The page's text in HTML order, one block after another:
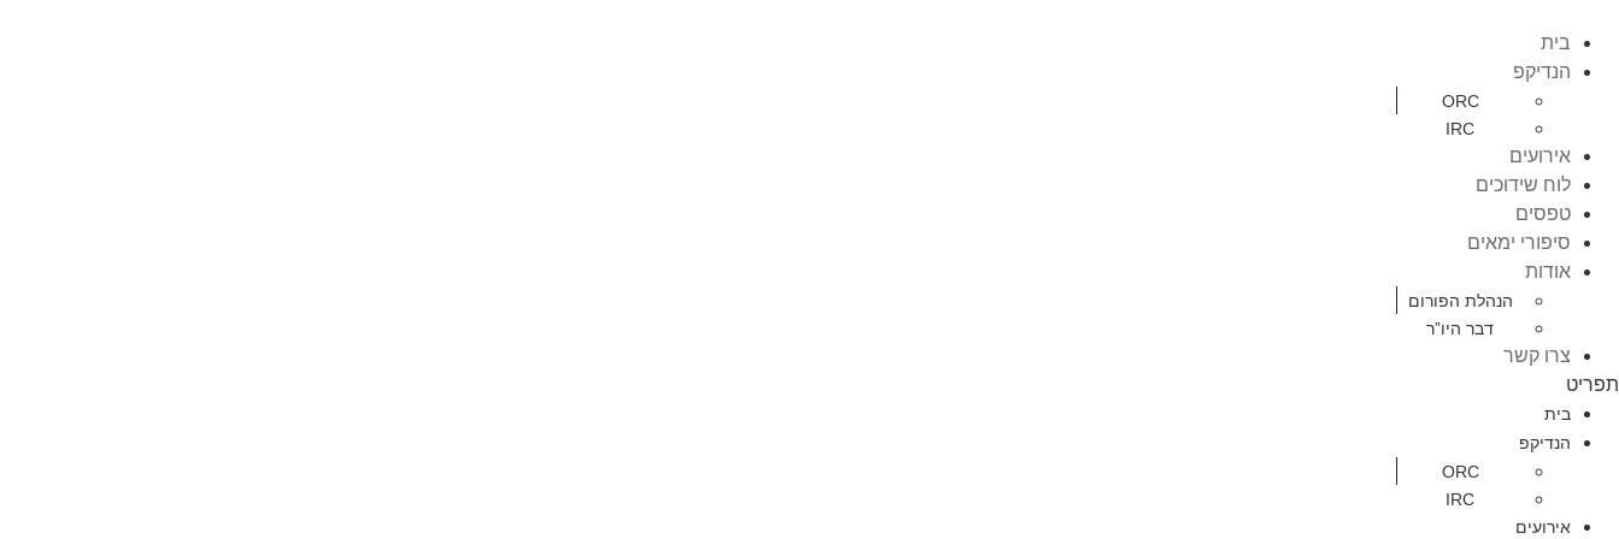
בית
הנדיקפ
ORC
IRC
אירועים
לוח שידוכים
טפסים
סיפורי ימאים
אודות
הנהלת הפורום
דבר היו”ר
צרו קשר
תפריט
בית
הנדיקפ
ORC
IRC
אירועים